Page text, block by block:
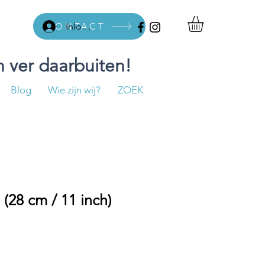
Inloggen
CONTACT
ver daarbuiten!
Blog Wie zijn wij? ZOEK
cm / 11 inch)